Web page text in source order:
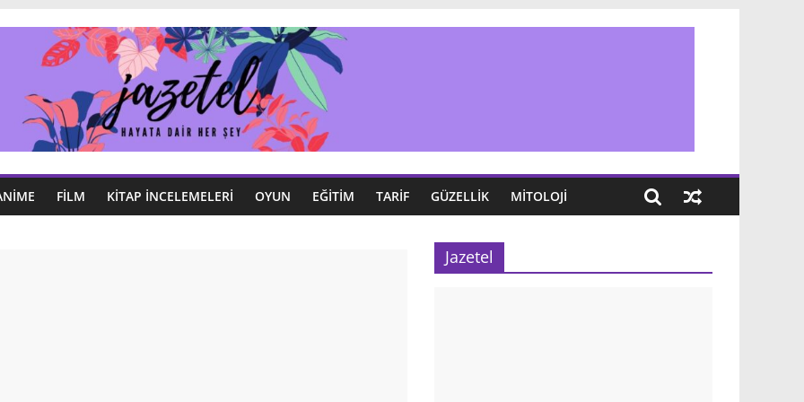
FILM KITAP İNCELEMELERI OYUN EĞITIM TARIF GÜZELLIK MITOLOJI
Jazetel